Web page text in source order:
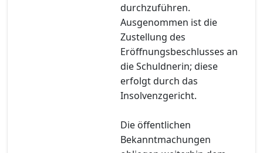
durchzuführen.
Ausgenommen ist die
Zustellung des
Eröffnungsbeschlusses an
die Schuldnerin; diese
erfolgt durch das
Insolvenzgericht.
Die öffentlichen
Bekanntmachungen